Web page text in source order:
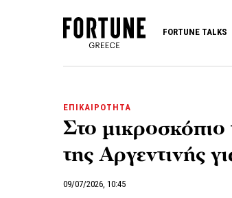
FORTUNE TALKS
ΕΠΙΚΑΙΡΟΤΗΤΑ
Στο
της Αργεντινής
09/07/2026, 10:45